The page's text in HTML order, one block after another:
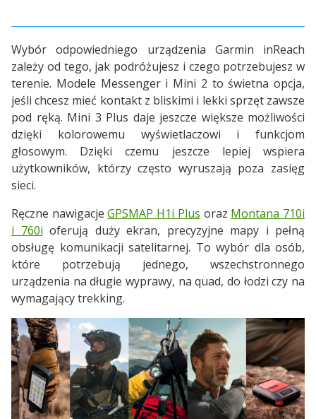
Wybór odpowiedniego urządzenia Garmin inReach
zależy od tego, jak podróżujesz i czego potrzebujesz w
terenie. Modele Messenger i Mini 2 to świetna opcja,
jeśli chcesz mieć kontakt z bliskimi i lekki sprzęt zawsze
pod ręką. Mini 3 Plus daje jeszcze większe możliwości
dzięki kolorowemu wyświetlaczowi i funkcjom
głosowym. Dzięki czemu jeszcze lepiej wspiera
użytkowników, którzy często wyruszają poza zasięg
sieci.
Ręczne nawigacjeGPSMAP H1i Plus oraz Montana 710i
i 760i oferują duży ekran, precyzyjne mapy i pełną
obsługę komunikacji satelitarnej. To wybór dla osób,
które potrzebują jednego, wszechstronnego
urządzenia na długie wyprawy, na quad, do łodzi czy na
wymagający trekking.